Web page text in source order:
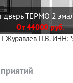
дверь ТЕРМО 2
От 44000 руб.
Журавлев П.В. ИНН: